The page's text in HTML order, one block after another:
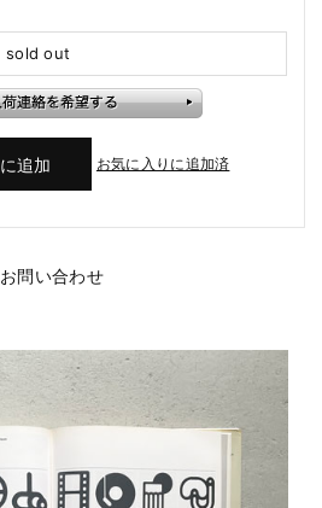
sold out
お気に入りに追加済
お問い合わせ